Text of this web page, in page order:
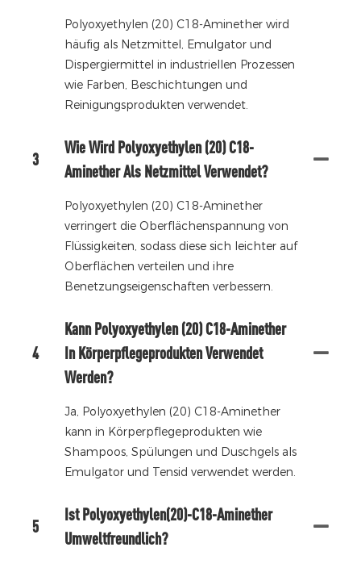
Polyoxyethylen (20) C18-Aminether wird
häufig als Netzmittel, Emulgator und
Dispergiermittel in industriellen Prozessen
wie Farben, Beschichtungen und
Reinigungsprodukten verwendet.
3
Wie Wird Polyoxyethylen (20) C18-
Aminether Als Netzmittel Verwendet?
Polyoxyethylen (20) C18-Aminether
verringert die Oberflächenspannung von
Flüssigkeiten, sodass diese sich leichter auf
Oberflächen verteilen und ihre
Benetzungseigenschaften verbessern.
4
Kann Polyoxyethylen (20) C18-Aminether
In Körperpflegeprodukten Verwendet
Werden?
Ja, Polyoxyethylen (20) C18-Aminether
kann in Körperpflegeprodukten wie
Shampoos, Spülungen und Duschgels als
Emulgator und Tensid verwendet werden.
5
Ist Polyoxyethylen(20)-C18-Aminether
Umweltfreundlich?